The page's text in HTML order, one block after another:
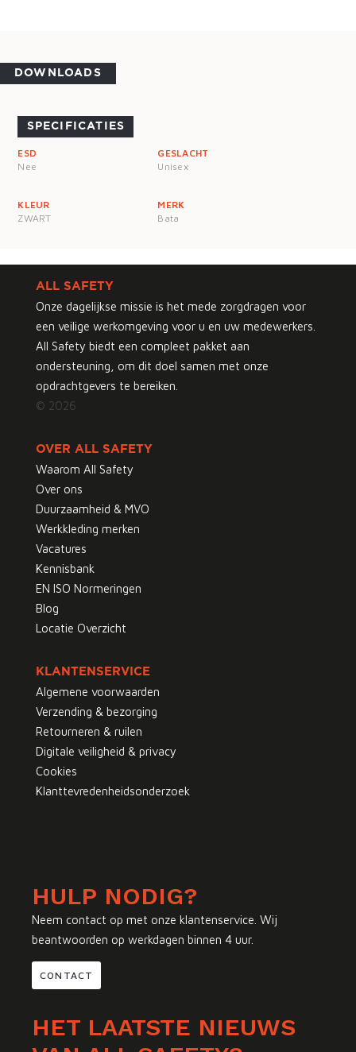
DOWNLOADS
SPECIFICATIES
ESD
Nee
GESLACHT
Unisex
KLEUR
ZWART
MERK
Bata
ALL SAFETY
Onze dagelijkse missie is het mede zorgdragen voor
een veilige werkomgeving voor u en uw medewerkers.
All Safety biedt een compleet pakket aan
ondersteuning, om dit doel samen met onze
opdrachtgevers te bereiken.
© 2026
OVER ALL SAFETY
Waarom All Safety
Over ons
Duurzaamheid & MVO
Werkkleding merken
Vacatures
Kennisbank
EN ISO Normeringen
Blog
Locatie Overzicht
KLANTENSERVICE
Algemene voorwaarden
Verzending & bezorging
Retourneren & ruilen
Digitale veiligheid & privacy
Cookies
Klanttevredenheidsonderzoek
HULP NODIG?
Neem contact op met onze klantenservice. Wij
beantwoorden op werkdagen binnen 4 uur.
CONTACT
HET LAATSTE NIEUWS